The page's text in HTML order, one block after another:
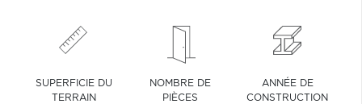
SUPERFICIE DU
TERRAIN
NOMBRE DE
PIÈCES
ANNÉE DE
CONSTRUCTION